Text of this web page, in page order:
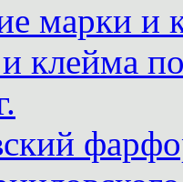
марки и
клейма